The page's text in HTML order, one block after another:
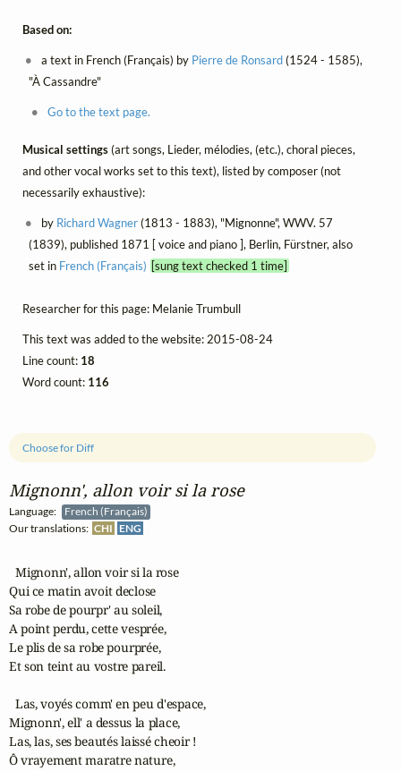
Mignonn', allon voir si la rose
Language:
French (Français)
Our translations: CHI ENG
Choose for Diff
  Mignonn', allon voir si la rose
Qui ce matin avoit declose
Sa robe de pourpr' au soleil,
A point perdu, cette vesprée,
Le plis de sa robe pourprée,
Et son teint au vostre pareil.
  Las, voyés comm' en peu d'espace,
Mignonn', ell' a dessus la place,
Las, las, ses beautés laissé cheoir !
Ô vrayement maratre nature,
Based on:
a text in French (Français) by Pierre de Ronsard(1524 - 1585),
"À Cassandre"
Go to the text page.
Musical settings(art songs, Lieder, mélodies, (etc.), choral pieces,
and other vocal works set to this text), listed by composer (not
necessarily exhaustive):
by Richard Wagner(1813 - 1883), "Mignonne", WWV. 57
(1839), published 1871 [ voice and piano ], Berlin, Fürstner, also
set in French (Français) [sung text checked 1 time]
Researcher for this page: Melanie Trumbull
This text was added to the website: 2015-08-24
Line count: 18
Word count: 116